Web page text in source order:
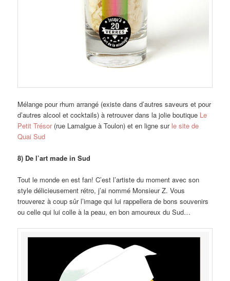
Mélange pour rhum arrangé (existe dans d’autres saveurs et pour
d’autres alcool et cocktails) à retrouver dans la jolie boutique Le
Petit Trésor(rue Lamalgue à Toulon) et en ligne sur le site de
Quai Sud
8) De l’art made in Sud
Tout le monde en est fan! C’est l’artiste du moment avec son
style délicieusement rétro, j’ai nommé Monsieur Z. Vous
trouverez à coup sûr l’image qui lui rappellera de bons souvenirs
ou celle qui lui colle à la peau, en bon amoureux du Sud…